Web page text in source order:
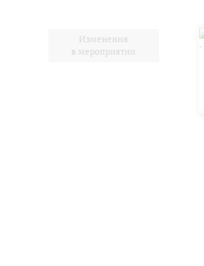
Изменения
в мероприятии